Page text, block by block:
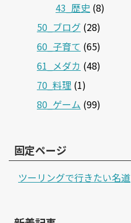
43_歴史 (8)
50_ブログ (28)
60_子育て (65)
61_メダカ (48)
70_料理 (1)
80_ゲーム (99)
固定ページ
ツーリングで行きたい名道